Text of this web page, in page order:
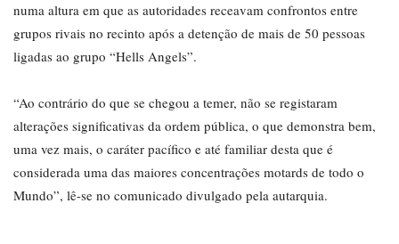
numa altura em que as autoridades receavam confrontos entre
grupos rivais no recinto após a detenção de mais de 50 pessoas
ligadas ao grupo “Hells Angels”.
“Ao contrário do que se chegou a temer, não se registaram
alterações significativas da ordem pública, o que demonstra bem,
uma vez mais, o caráter pacífico e até familiar desta que é
considerada uma das maiores concentrações motards de todo o
Mundo”, lê-se no comunicado divulgado pela autarquia.